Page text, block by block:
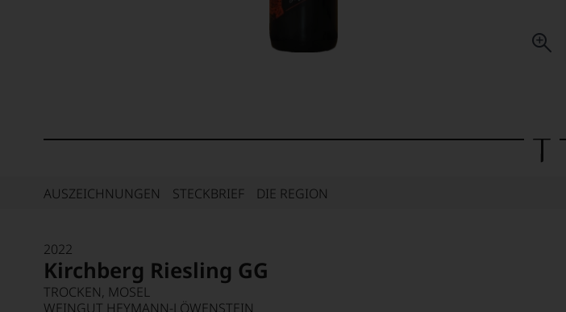
AUSZEICHNUNGEN STECKBRIEF DIE REGION
2022
Kirchberg Riesling GG
TROCKEN, MOSEL
WEINGUT HEYMANN-LÖWENSTEIN